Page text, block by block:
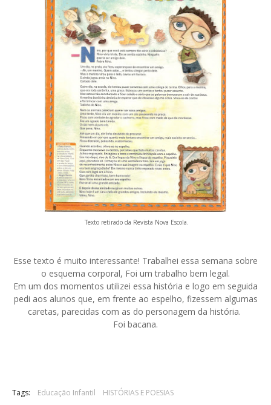
Texto retirado da Revista Nova Escola.
Esse texto é muito interessante! Trabalhei essa semana sobre
o esquema corporal, Foi um trabalho bem legal.
Em um dos momentos utilizei essa história e logo em seguida
pedi aos alunos que, em frente ao espelho, fizessem algumas
caretas, parecidas com as do personagem da história.
Foi bacana.
Tags: Educação Infantil HISTÓRIAS E POESIAS